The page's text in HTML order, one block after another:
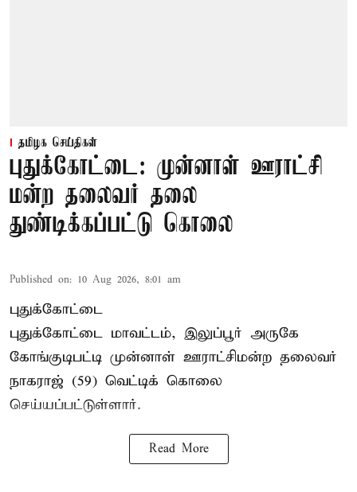
தமிழக செய்திகள்
புதுக்கோட்டை: முன்னாள் ஊராட்சி
மன்ற தலைவர் தலை
துண்டிக்கப்பட்டு கொலை
Published on: 10 Aug 2026, 8:01 am
புதுக்கோட்டை
புதுக்கோட்டை மாவட்டம், இலுப்பூர் அருகே
கோங்குடிபட்டி முன்னாள் ஊராட்சிமன்ற தலைவர்
நாகராஜ் (59) வெட்டிக் கொலை
செய்யப்பட்டுள்ளார்.
Read More